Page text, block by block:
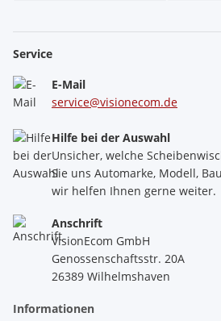
Service
E-Mail
service@visionecom.de
Hilfe bei der Auswahl
Unsicher, welche
Sie uns Automarke, Modell,
wir helfen Ihnen gerne weiter.
Anschrift
VisionEcom GmbH
Genossenschaftsstr. 20A
26389 Wilhelmshaven
Informationen